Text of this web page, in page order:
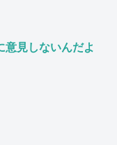
意見しないんだよ